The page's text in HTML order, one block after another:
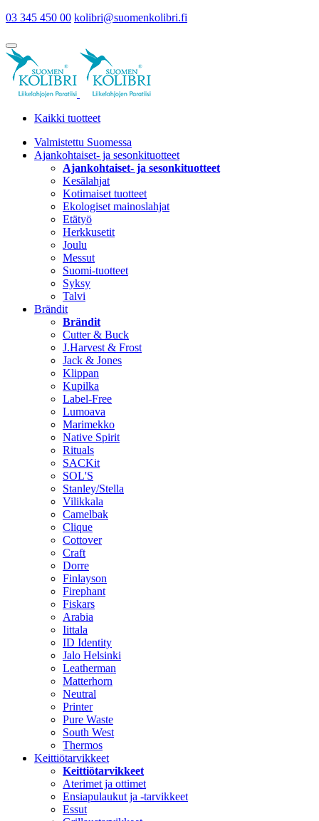
03 345 450 00 kolibri@suomenkolibri.fi
Kaikki tuotteet
Valmistettu Suomessa
Ajankohtaiset- ja sesonkituotteet
Ajankohtaiset- ja sesonkituotteet
Kesälahjat
Kotimaiset tuotteet
Ekologiset mainoslahjat
Etätyö
Herkkusetit
Joulu
Messut
Suomi-tuotteet
Syksy
Talvi
Brändit
Brändit
Cutter & Buck
J.Harvest & Frost
Jack & Jones
Klippan
Kupilka
Label-Free
Lumoava
Marimekko
Native Spirit
Rituals
SACKit
SOL'S
Stanley/Stella
Vilikkala
Camelbak
Clique
Cottover
Craft
Dorre
Finlayson
Firephant
Fiskars
Arabia
Iittala
ID Identity
Jalo Helsinki
Leatherman
Matterhorn
Neutral
Printer
Pure Waste
South West
Thermos
Keittiötarvikkeet
Keittiötarvikkeet
Aterimet ja ottimet
Ensiapulaukut ja -tarvikkeet
Essut